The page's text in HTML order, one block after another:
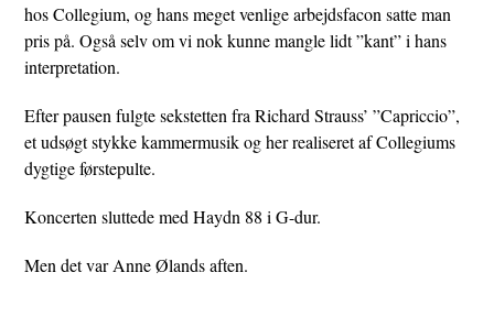
hos Collegium, og hans meget venlige arbejdsfacon satte man
pris på. Også selv om vi nok kunne mangle lidt ”kant” i hans
interpretation.
Efter pausen fulgte sekstetten fra Richard Strauss’ ”Capriccio”,
et udsøgt stykke kammermusik og her realiseret af Collegiums
dygtige førstepulte.
Koncerten sluttede med Haydn 88 i G-dur.
Men det var Anne Ølands aften.